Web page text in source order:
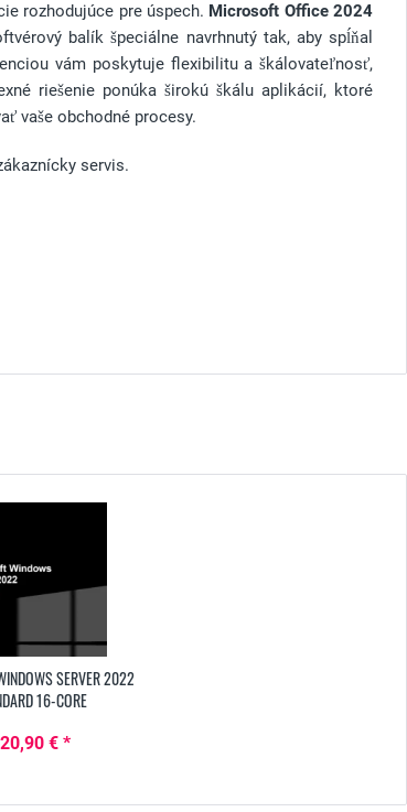
rozhodujúce pre úspech. Microsoft Office 2024
balík špeciálne navrhnutý tak, aby spĺňal
vám poskytuje flexibilitu a škálovateľnosť,
riešenie ponúka širokú škálu aplikácií, ktoré
vaše obchodné procesy.
servis.
SERVER 2022
16-CORE
€ *